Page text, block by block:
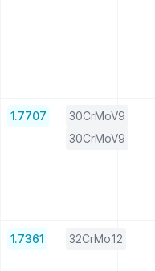
1.7707
30CrMoV9
30CrMoV9
1.7361 32CrMo12